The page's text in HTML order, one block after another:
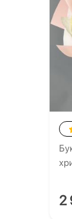
2